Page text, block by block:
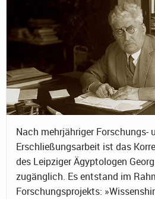
Nach mehrjähriger Forschungs-
Erschließungsarbeit ist das
des Leipziger Ägyptologen
zugänglich. Es entstand im
Forschungsprojekts: